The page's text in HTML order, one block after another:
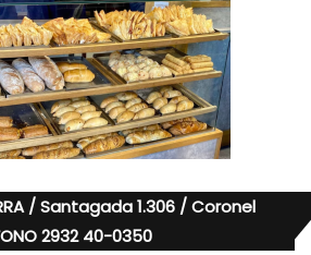
/ Santagada 1.306 / Coronel
2932 40-0350